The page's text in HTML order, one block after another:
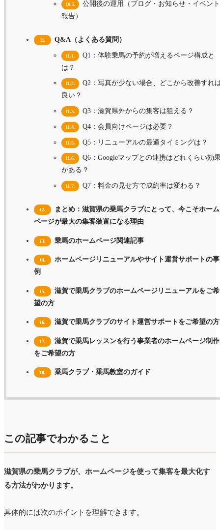
10.5.
公開後の運用（ブログ・お知らせ・イベント
報告）
11. Q&A（よくある質問）
11.1.
Q1：体験乗馬の予約が増えるページ構成と
は？
11.2.
Q2：写真が少ない場合、どこから改善すれ
良い？
11.3. Q3：滋賀県外からの集客は狙える？
11.4. Q4：会員向けページは必要？
11.5. Q5：リニューアルの最適タイミングは？
11.6.
Q6：Googleマップとの連携はどれくらい効
がある？
11.7. Q7：料金の見せ方で成約率は変わる？
12.
まとめ：滋賀県の乗馬クラブにとって、今こそホーム
ページが最大の集客装置になる理由
13. 乗馬のホームページ関連記事
14.
ホームページリニューアルやサイト運営サポートの事
例
15.
滋賀で乗馬クラブのホームページリニューアルをご希
望の方
16. 滋賀で乗馬クラブのサイト運営サポートをご希望の方
17.
滋賀で乗馬レッスンを行う事業者のホームページ制作
をご希望の方
18. 乗馬クラブ・乗馬教室のガイド
この記事でわかること
滋賀県の乗馬クラブが、ホームページを使って集客を最大化す
る方法がわかります。
具体的には次のポイントを理解できます。